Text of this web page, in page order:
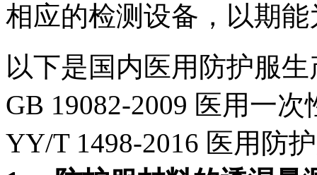
相应的检测设备，以期
以下是国内医用防护服
GB 19082-2009 医用一
YY/T 1498-2016 医用防